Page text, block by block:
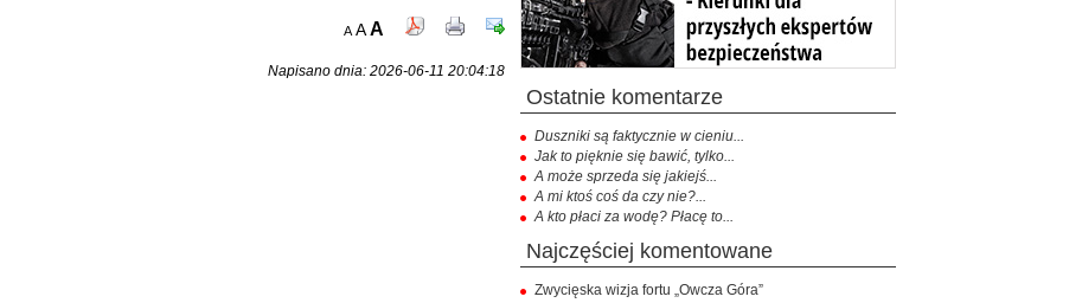
A AA
Napisano dnia: 2026-06-11 20:04:18
ostatnie komentarze
Duszniki są faktycznie w cieniu...
Jak to pięknie się bawić, tylko...
A może sprzeda się jakiejś...
A mi ktoś coś da czy nie?...
A kto płaci za wodę? Płacę to...
najczęściej komentowane
Zwycięska wizja fortu „Owcza Góra”